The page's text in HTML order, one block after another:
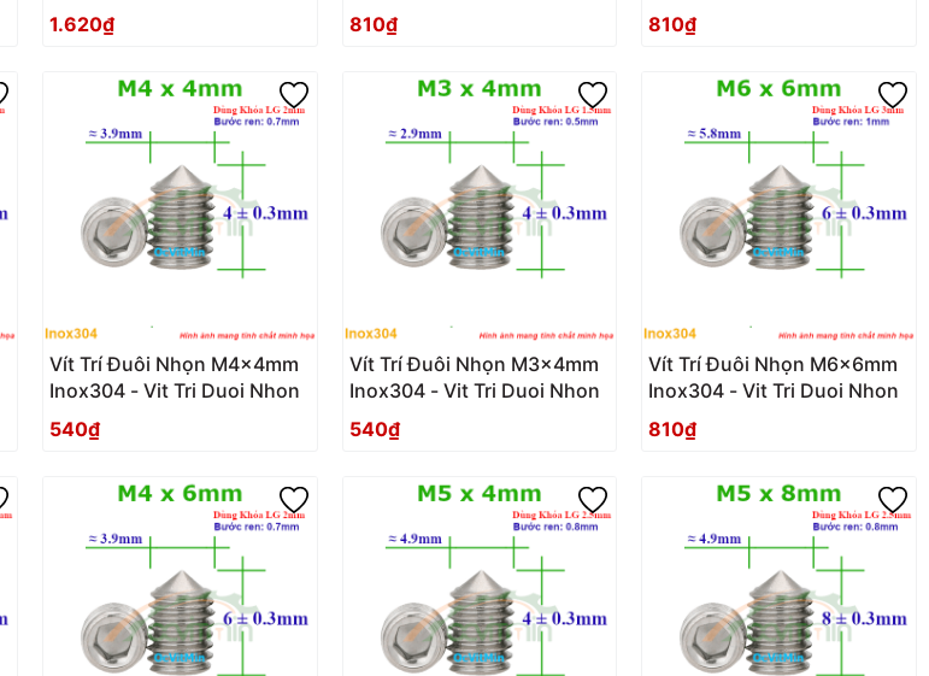
1.620₫
810₫
810₫
Vít Trí Đuôi Nhọn M4x4mm
Inox304 - Vit Tri Duoi Nhon
540₫
Vít Trí Đuôi Nhọn M3x4mm
Inox304 - Vit Tri Duoi Nhon
540₫
Vít Trí Đuôi Nhọn M6x6mm
Inox304 - Vit Tri Duoi Nhon
810₫